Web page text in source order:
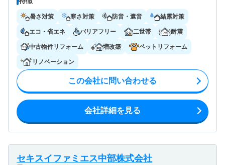
暑さ対策 寒さ対策 防音・遮音 結露対策
エコ・省エネ バリアフリー 二世帯 耐震
中古物件リフォーム 増改築 ペットリフォーム
リノベーション
この会社に問い合わせる
会社詳細を見る
セキスイファミエス中部株式会社